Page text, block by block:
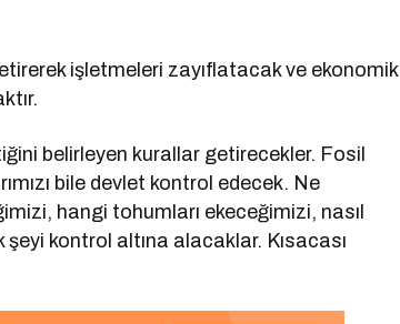
işletmeleri zayıflatacak ve ekonomik
belirleyen kurallar getirecekler. Fosil
bile devlet kontrol edecek. Ne
hangi tohumları ekeceğimizi, nasıl
kontrol altına alacaklar. Kısacası